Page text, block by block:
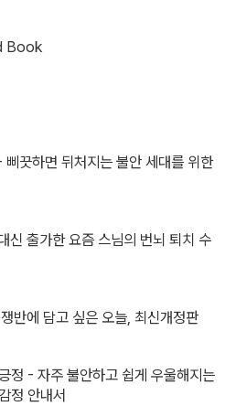
Book
끗하면 뒤처지는 불안 세대를 위한
신 출가한 요즘 스님의 번뇌 퇴치 수
반에 담고 싶은 오늘, 최신개정판
- 자주 불안하고 쉽게 우울해지는
정 안내서